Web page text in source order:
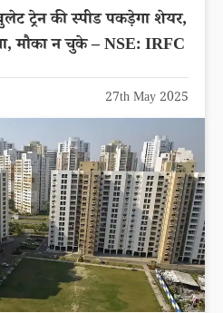
ट्रेन की स्पीड पकड़ेगा शेयर,
मौका न चुके – NSE: IRFC
27th May 2025